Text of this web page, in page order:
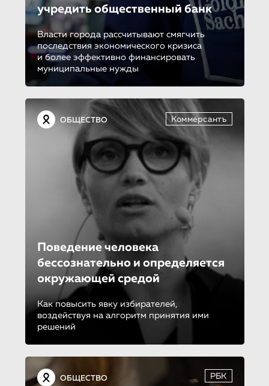
учредить общественный банк
Власти города рассчитывают смягчить
последствия экономического кризиса
и более эффективно финансировать
муниципальные нужды
ОБЩЕСТВО Коммерсантъ
Поведение человека
бессознатель­но и определяет­ся
окружающей средой
Как повысить явку избирателей,
воздействуя на алгоритм принятия ими
решений
ОБЩЕСТВО РБК